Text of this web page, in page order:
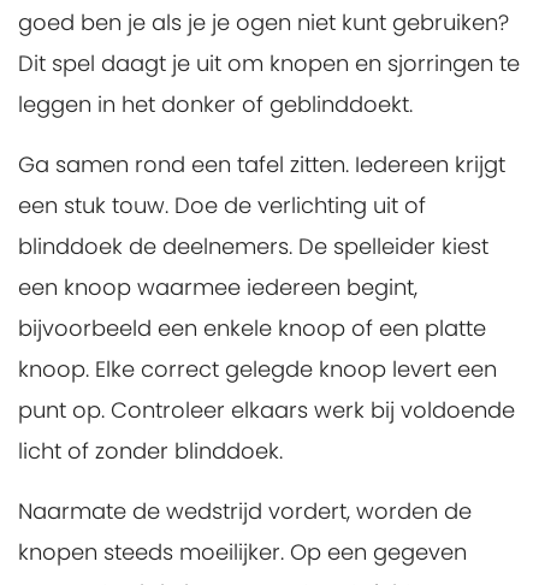
goed ben je als je je ogen niet kunt gebruiken?
Dit spel daagt je uit om knopen en sjorringen te
leggen in het donker of geblinddoekt.
Ga samen rond een tafel zitten. Iedereen krijgt
een stuk touw. Doe de verlichting uit of
blinddoek de deelnemers. De spelleider kiest
een knoop waarmee iedereen begint,
bijvoorbeeld een enkele knoop of een platte
knoop. Elke correct gelegde knoop levert een
punt op. Controleer elkaars werk bij voldoende
licht of zonder blinddoek.
Naarmate de wedstrijd vordert, worden de
knopen steeds moeilijker. Op een gegeven